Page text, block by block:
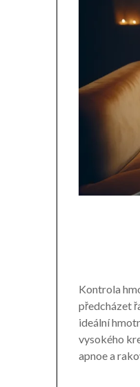
Kontrola
předcházet
ideální
vysokého
apnoe a